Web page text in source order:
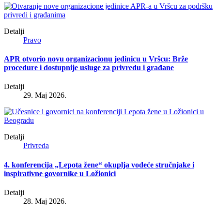
Detalji
Pravo
APR otvorio novu organizacionu jedinicu u Vršcu: Brže
procedure i dostupnije usluge za privredu i građane
Detalji
29. Maj 2026.
Detalji
Privreda
4. konferencija „Lepota žene“ okuplja vodeće stručnjake i
inspirativne govornike u Ložionici
Detalji
28. Maj 2026.